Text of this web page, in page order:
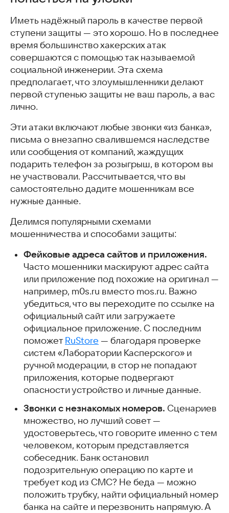
Иметь надёжный пароль в качестве первой
ступени защиты — это хорошо. Но в последнее
время большинство хакерских атак
совершаются с помощью так называемой
социальной инженерии. Эта схема
предполагает, что злоумышленники делают
первой ступенью защиты не ваш пароль, а вас
лично.
Эти атаки включают любые звонки «из банка»,
письма о внезапно свалившемся наследстве
или сообщения от компаний, жаждущих
подарить телефон за розыгрыш, в котором вы
не участвовали. Рассчитывается, что вы
самостоятельно дадите мошенникам все
нужные данные.
Делимся популярными схемами
мошенничества и способами защиты:
Фейковые адреса сайтов и приложения.
Часто мошенники маскируют адрес сайта
или приложение под похожие на оригинал —
например, m0s.ru вместо mos.ru. Важно
убедиться, что вы переходите по ссылке на
официальный сайт или загружаете
официальное приложение. С последним
поможет RuStore — благодаря проверке
систем «Лаборатории Касперского» и
ручной модерации, в стор не попадают
приложения, которые подвергают
опасности устройство и личные данные.
Звонки с незнакомых номеров. Сценариев
множество, но лучший совет —
удостоверьтесь, что говорите именно с тем
человеком, которым представляется
собеседник. Банк остановил
подозрительную операцию по карте и
требует код из СМС? Не беда — можно
положить трубку, найти официальный номер
банка на сайте и перезвонить напрямую. А